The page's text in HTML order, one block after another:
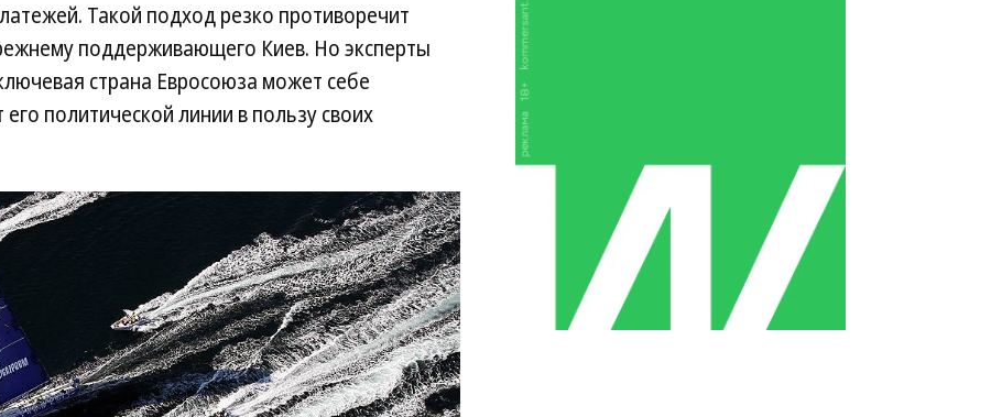
Такой подход резко противоречит
поддерживающего Киев. Но эксперты
страна Евросоюза может себе
политической линии в пользу своих